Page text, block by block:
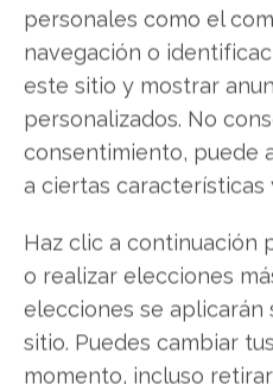
personales como el
navegación o
este sitio y mostrar
personalizados. No
consentimiento, puede
a ciertas características
Haz clic a continuación
o realizar elecciones
elecciones se aplicarán
sitio. Puedes cambiar
momento, incluso
posible,deberás
pulsando la tecla F8
misma,antes que
de Windows.
Con esto te aseguras
esenciales para su
Windows se haya
entonces se podrá
con tu antivirus favorito.